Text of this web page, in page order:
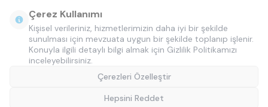
Çerez Kullanımı
Kişisel verileriniz, hizmetlerimizin daha iyi bir şekilde
sunulması için mevzuata uygun bir şekilde toplanıp işlenir.
Konuyla ilgili detaylı bilgi almak için Gizlilik Politikamızı
inceleyebilirsiniz.
Çerezleri Özelleştir
Hepsini Reddet